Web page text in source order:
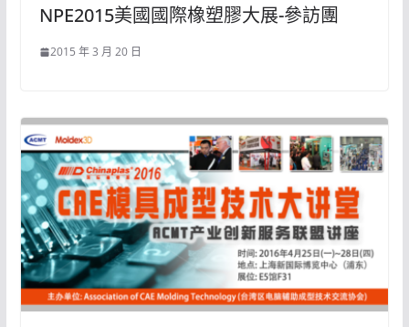
NPE2015美國國際橡塑膠大展-參訪團
2015 年 3 月 20 日